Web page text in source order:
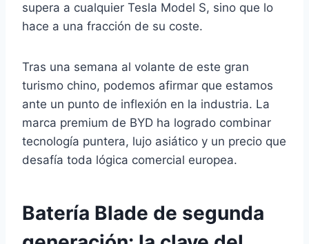
supera a cualquier Tesla Model S, sino que lo
hace a una fracción de su coste.
Tras una semana al volante de este gran
turismo chino, podemos afirmar que estamos
ante un punto de inflexión en la industria. La
marca premium de BYD ha logrado combinar
tecnología puntera, lujo asiático y un precio que
desafía toda lógica comercial europea.
Batería Blade de segunda